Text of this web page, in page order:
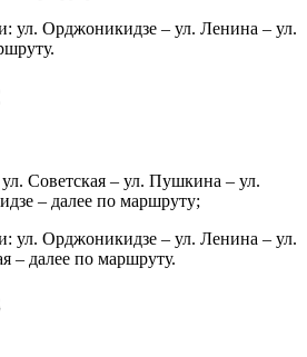
ул. Орджоникидзе – ул. Ленина – ул.
Советская – ул. Пушкина – ул.
– далее по маршруту;
ул. Орджоникидзе – ул. Ленина – ул.
– далее по маршруту.